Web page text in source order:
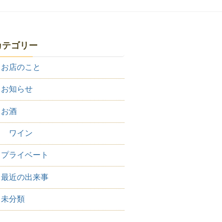
テゴリー
お店のこと
お知らせ
お酒
ワイン
プライベート
最近の出来事
未分類